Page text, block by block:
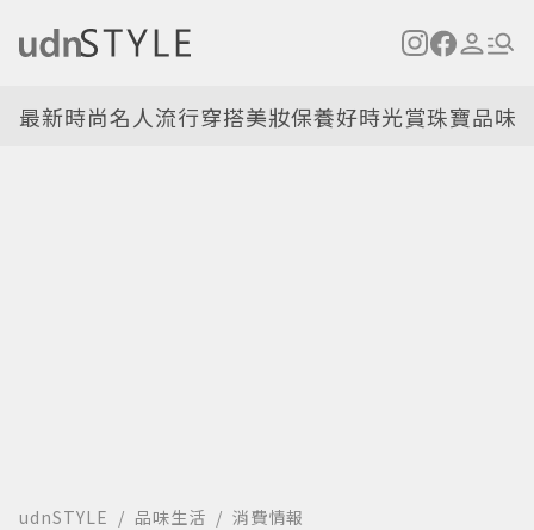
最新時尚名人流行穿搭美妝保養好時光賞珠寶品味
udnSTYLE 品味生活 消費情報